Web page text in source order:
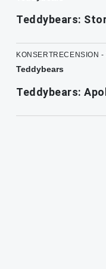
Teddybears:
KONSERTRECENSION
Teddybears
Teddybears: